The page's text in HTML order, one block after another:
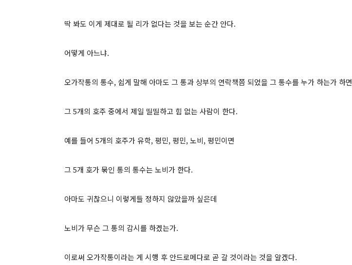
딱 봐도 이게 제대로 될 리가 없다는 것을 보는 순간 안다.
어떻게 아느냐.
오가작통의 통수, 쉽게 말해 아마도 그 통과 상부의 연락책쯤 되었을 그 통수를 누가 하는가 하면
그 5개의 호주 중에서 제일 띨띨하고 힘 없는 사람이 한다.
예를 들어 5개의 호주가 유학, 평민, 평민, 노비, 평민이면
그 5개 호가 묶인 통의 통수는 노비가 한다.
아마도 귀찮으니 이렇게들 정하지 않았을까 싶은데
노비가 무슨 그 통의 감시를 하겠는가.
이로써 오가작통이라는 게 시행 후 안드로메다로 곧 갈 것이라는 것을 알겠다.